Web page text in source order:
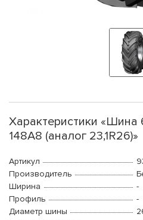
Характеристики
148A8 (аналог 23,1R26)»
Артикул
Производитель
Ширина
-
Профиль
-
Диаметр шины